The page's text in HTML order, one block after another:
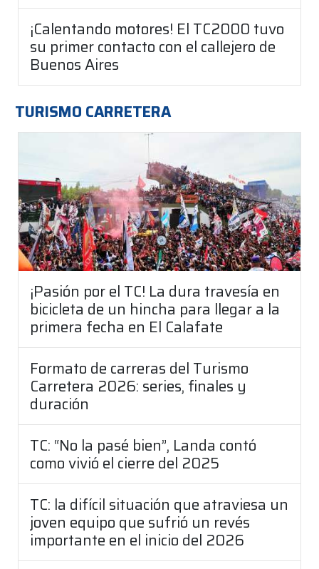
¡Calentando motores! El TC2000 tuvo
su primer contacto con el callejero de
Buenos Aires
TURISMO CARRETERA
¡Pasión por el TC! La dura travesía en
bicicleta de un hincha para llegar a la
primera fecha en El Calafate
Formato de carreras del Turismo
Carretera 2026: series, finales y
duración
TC: “No la pasé bien”, Landa contó
como vivió el cierre del 2025
TC: la difícil situación que atraviesa un
joven equipo que sufrió un revés
importante en el inicio del 2026